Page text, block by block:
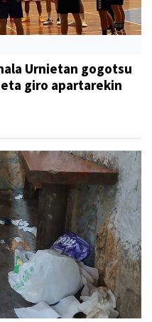
Urnietan gogotsu
giro apartarekin